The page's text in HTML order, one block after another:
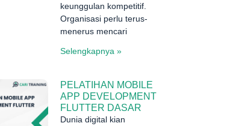
keunggulan kompetitif.
Organisasi perlu terus-
menerus mencari
Selengkapnya »
PELATIHAN MOBILE
APP DEVELOPMENT
FLUTTER DASAR
Dunia digital kian